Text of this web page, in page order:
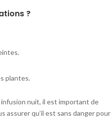
?
plantes.
nuit, il est important de
assurer qu’il est sans danger pour